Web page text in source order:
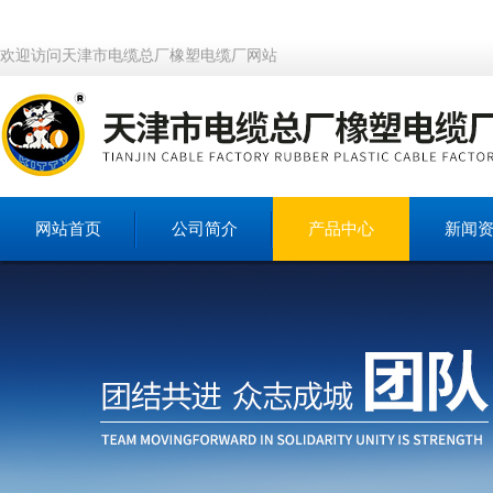
欢迎访问天津市电缆总厂橡塑电缆厂网站
网站首页 公司简介 产品中心 新闻